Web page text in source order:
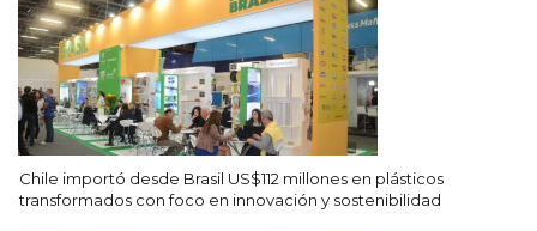
Chile importó desde Brasil US$112 millones en plásticos
transformados con foco en innovación y sostenibilidad